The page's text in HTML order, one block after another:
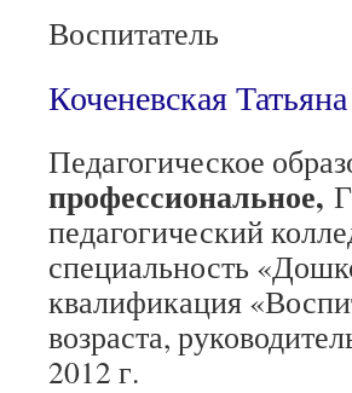
Воспитатель
Коченевская
Педагогическое
профессиональное,
педагогический
специальность
квалификация
возраста,
2012 г.